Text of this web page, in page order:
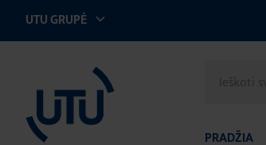
UTU GRUPĖ
svetainėje
PRADŽIA